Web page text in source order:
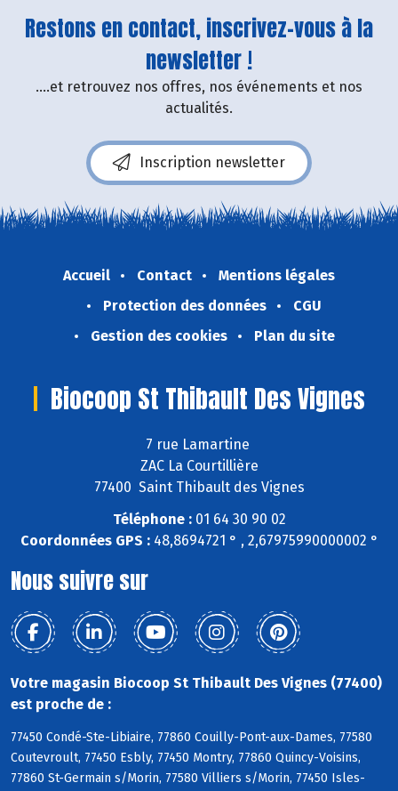
Restons en contact, inscrivez-vous à la
newsletter !
....et retrouvez nos offres, nos événements et nos
actualités.
Inscription newsletter
Accueil Contact
Mentions légales
Protection des données
CGU
Gestion des cookies
Plan du site
Biocoop St Thibault Des Vignes
7 rue Lamartine
ZAC La Courtillière
77400 Saint Thibault des Vignes
Téléphone :01 64 30 90 02
Coordonnées GPS :48,8694721 ° , 2,67975990000002 °
Nous suivre sur
Votre magasin Biocoop St Thibault Des Vignes (77400)
est proche de :
77450 Condé-Ste-Libiaire, 77860 Couilly-Pont-aux-Dames, 77580
Coutevroult, 77450 Esbly, 77450 Montry, 77860 Quincy-Voisins,
77860 St-Germain s/Morin, 77580 Villiers s/Morin, 77450 Isles-